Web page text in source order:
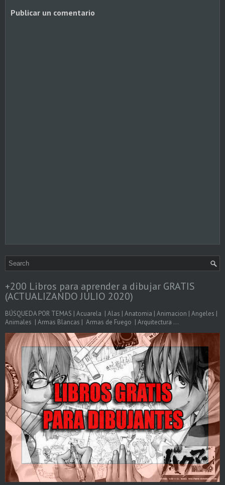
Publicar un comentario
+200 Libros para aprender a dibujar GRATIS
(ACTUALIZANDO JULIO 2020)
BÚSQUEDA POR TEMAS | Acuarela | Alas | Anatomia | Animacion | Angeles |
Animales | Armas Blancas | Armas de Fuego | Arquitectura ...